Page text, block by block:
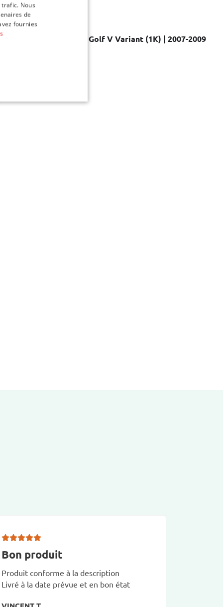
pour Volkswagen Golf V Variant (1K) | 2007-2009
Bon produit
Produit conforme à la description
Livré à la date prévue et en bon état
Nous
de
fournies